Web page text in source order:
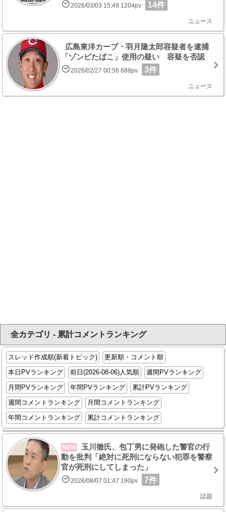
2026/03/03 15:49 1204pv 14件
ニュース
広島東洋カープ・羽月隆太郎容疑者を逮捕
「ゾンビたばこ」使用の疑い 容疑を否認
2026/02/27 00:58 688pv 3件
ニュース
全カテゴリ - 累計コメントランキング
スレッド作成順(新着トピック)
更新順・コメント順
本日PVランキング
前日(2026-08-06)人気順
週間PVランキング
月間PVランキング
年間PVランキング
累計PVランキング
週間コメントランキング
月間コメントランキング
年間コメントランキング
累計コメントランキング
NEW
玉川徹氏、包丁男に発砲した警官の行
動を批判「絶対に死刑にならない犯罪を警察
官が死刑にしてしまった」
2026/08/07 01:47 190pv 7件
話題